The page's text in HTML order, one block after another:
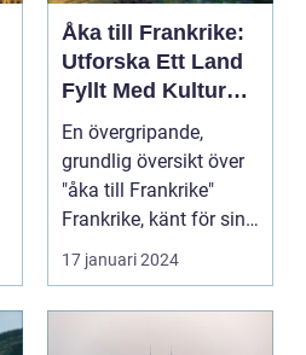
Åka till Frankrike:
Utforska Ett Land
Fyllt Med Kultur
och Skönhet
En övergripande,
grundlig översikt över
"åka till Frankrike"
Frankrike, känt för sin
rika historia,...
17 januari 2024